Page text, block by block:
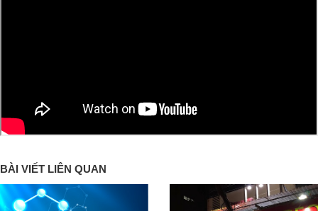
BÀI VIẾT LIÊN QUAN